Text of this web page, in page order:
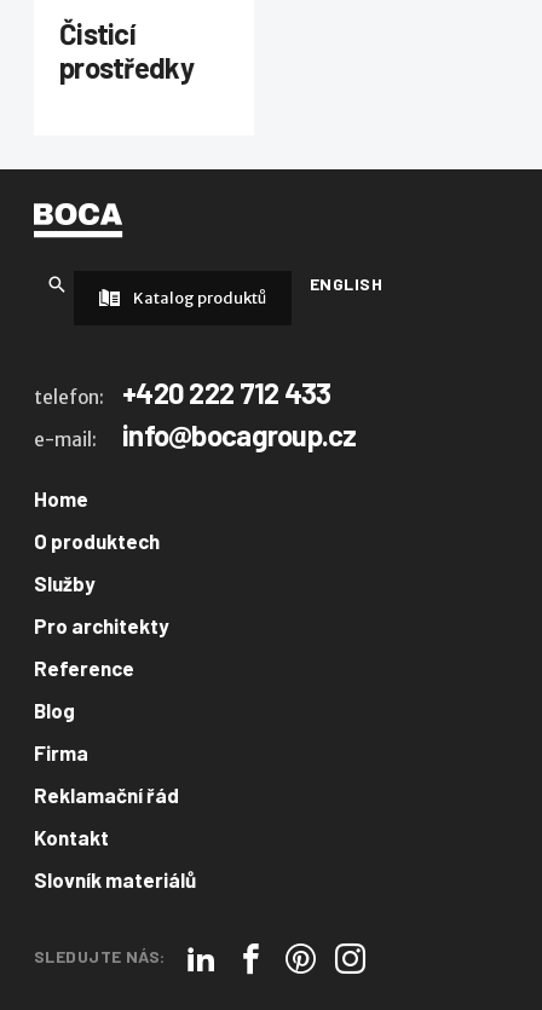
Čisticí
prostředky
ENGLISH
Katalog produktů
telefon: +420 222 712 433
e-mail: info@bocagroup.cz
Home
O produktech
Služby
Pro architekty
Reference
Blog
Firma
Reklamační řád
Kontakt
Slovník materiálů
SLEDUJTE NÁS: